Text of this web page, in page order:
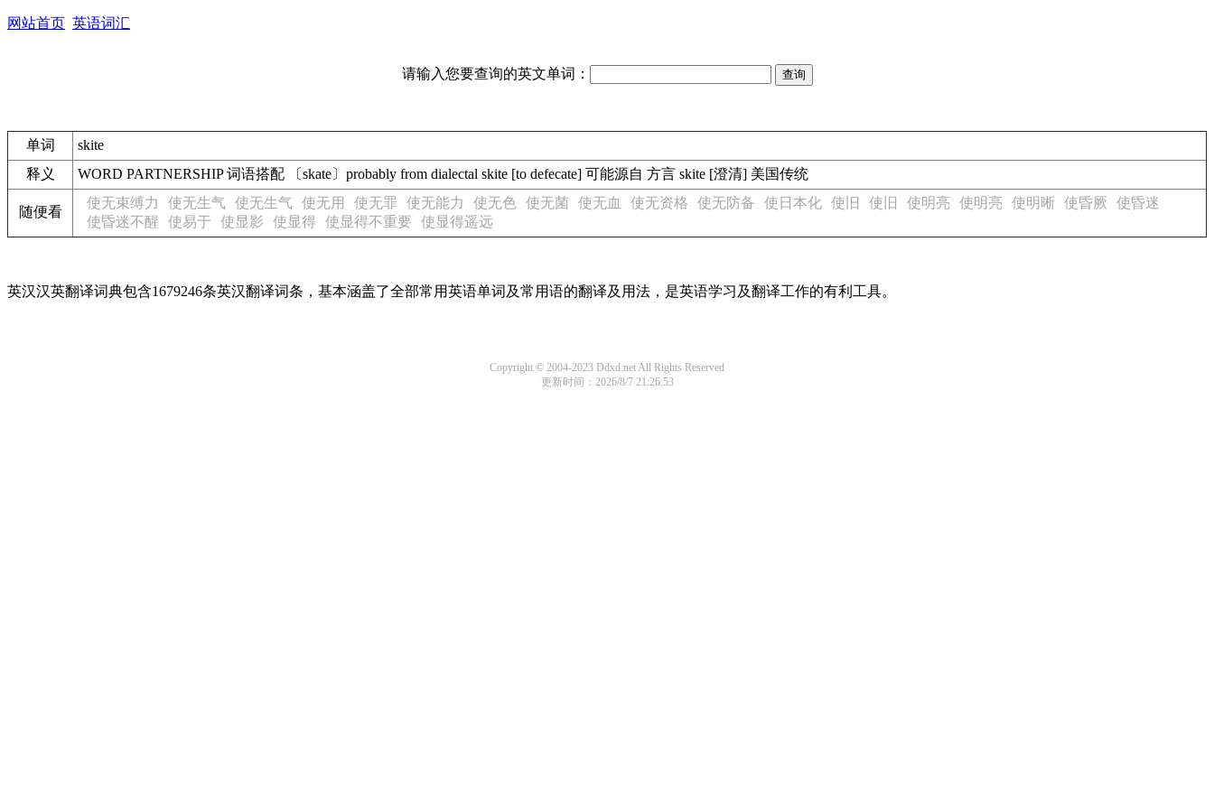
网站首页 英语词汇
请输入您要查询的英文单词：
单词
skite
释义
WORD PARTNERSHIP 词语搭配 〔skate〕probably from dialectal skite [to defecate] 可能源自 方言 skite [澄清] 美国传统
随便看
使无束缚力 使无生气 使无生气 使无用 使无罪 使无能力 使无色 使无菌 使无血 使无资格 使无防备 使日本化 使旧 使旧 使明亮 使明亮 使明晰 使昏厥
使昏迷
使昏迷不醒
使易于 使显影 使显得 使显得不重要 使显得遥远
英汉汉英翻译词典包含1679246条英汉翻译词条，基本涵盖了全部常用英语单词及常用语的翻译及用法，是英语学习及翻译工作的有利工具。
Copyright © 2004-2023 Ddxd.net All Rights Reserved
更新时间：2026/8/7 21:26:53